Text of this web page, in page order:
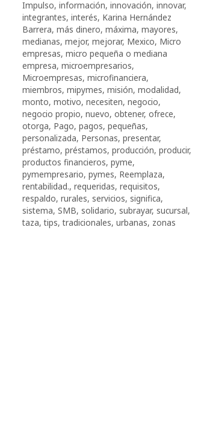
Impulso, información, innovación, innovar,
integrantes, interés, Karina Hernández
Barrera, más dinero, máxima, mayores,
medianas, mejor, mejorar, Mexico, Micro
empresas, micro pequeña o mediana
empresa, microempresarios,
Microempresas, microfinanciera,
miembros, mipymes, misión, modalidad,
monto, motivo, necesiten, negocio,
negocio propio, nuevo, obtener, ofrece,
otorga, Pago, pagos, pequeñas,
personalizada, Personas, presentar,
préstamo, préstamos, producción, producir,
productos financieros, pyme,
pymempresario, pymes, Reemplaza,
rentabilidad., requeridas, requisitos,
respaldo, rurales, servicios, significa,
sistema, SMB, solidario, subrayar, sucursal,
taza,tips,tradicionales, urbanas, zonas